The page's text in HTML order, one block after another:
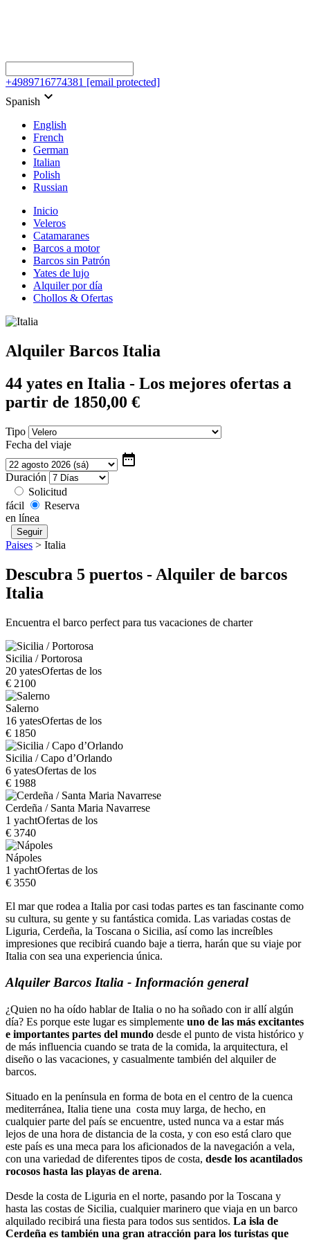
+4989716774381 [email protected]
Spanish keyboard_arrow_down
English
French
German
Italian
Polish
Russian
Inicio
Veleros
Catamaranes
Barcos a motor
Barcos sin Patrón
Yates de lujo
Alquiler por día
Chollos & Ofertas
Alquiler Barcos Italia
44 yates en Italia - Los mejores ofertas a
partir de 1850,00 €
Tipo
Fecha del viaje
date_range
Duración
Solicitud
fácil
Reserva
en línea
Paises > Italia
Descubra 5 puertos - Alquiler de barcos
Italia
Encuentra el barco perfect para tus vacaciones de charter
Sicilia / Portorosa
20 yatesOfertas de los
€ 2100
Salerno
16 yatesOfertas de los
€ 1850
Sicilia / Capo d’Orlando
6 yatesOfertas de los
€ 1988
Cerdeña / Santa Maria Navarrese
1 yachtOfertas de los
€ 3740
Nápoles
1 yachtOfertas de los
€ 3550
El mar que rodea a Italia por casi todas partes es tan fascinante como
su cultura, su gente y su fantástica comida. Las variadas costas de
Liguria, Cerdeña, la Toscana o Sicilia, así como las increíbles
impresiones que recibirá cuando baje a tierra, harán que su viaje por
Italia con sea una experiencia única.
Alquiler Barcos Italia - Información general
¿Quien no ha oído hablar de Italia o no ha soñado con ir allí algún
día? Es porque este lugar es simplemente uno de las más excitantes
e importantes partes del mundo desde el punto de vista histórico y
de más influencia cuando se trata de la comida, la arquitectura, el
diseño o las vacaciones, y casualmente también del alquiler de
barcos.
Situado en la península en forma de bota en el centro de la cuenca
mediterránea, Italia tiene una costa muy larga, de hecho, en
cualquier parte del país se encuentre, usted nunca va a estar más
lejos de una hora de distancia de la costa, y con eso está claro que
este país es una meca para los aficionados de la navegación a vela,
con una variedad de diferentes tipos de costa, desde los acantilados
rocosos hasta las playas de arena.
Desde la costa de Liguria en el norte, pasando por la Toscana y
hasta las costas de Sicilia, cualquier marinero que viaja en un barco
alquilado recibirá una fiesta para todos sus sentidos. La isla de
Cerdeña es también una gran atracción para los turistas que